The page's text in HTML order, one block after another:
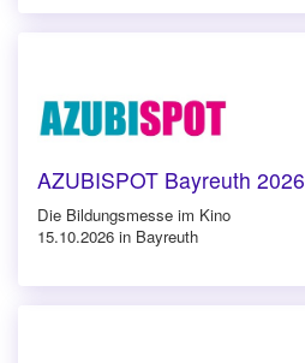
AZUBISPOT Bayreuth 2026
Die Bildungsmesse im Kino
15.10.2026 in Bayreuth